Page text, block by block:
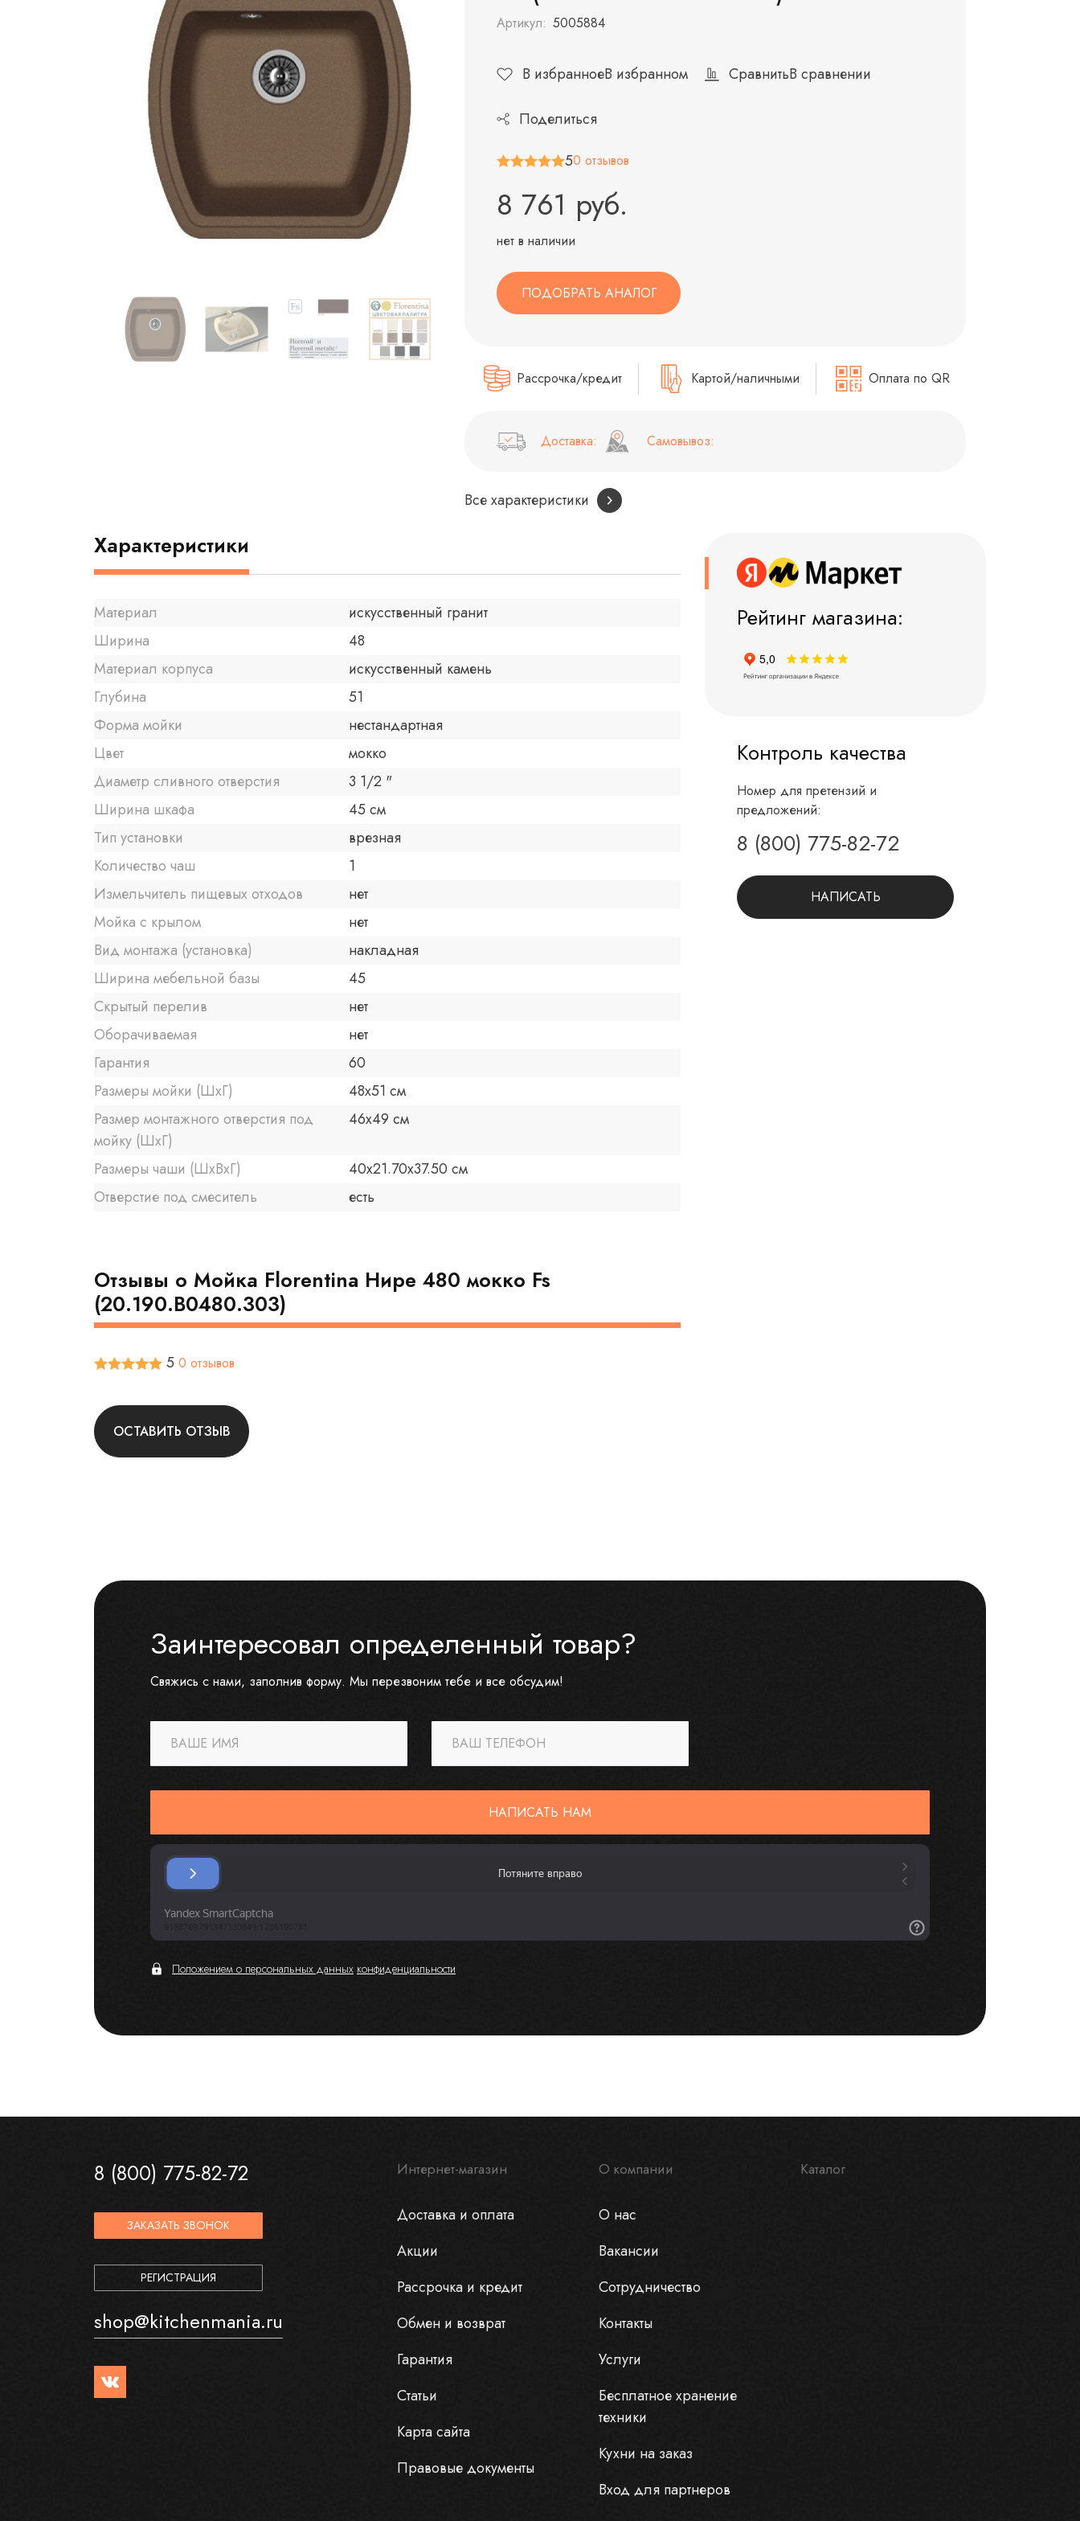
Артикул: 5005884
В избранноеВ избранном СравнитьВ сравнении
Поделиться
50 отзывов
8 761 руб.
нет в наличии
ПОДОБРАТЬ АНАЛОГ
Рассрочка/кредит Картой/наличными Оплата по QR
Доставка: Самовывоз:
Все характеристики
Рейтинг магазина:
Контроль качества
Номер для претензий и
предложений:
8 (800) 775-82-72
НАПИСАТЬ
Характеристики
Материал
искусственный гранит
Ширина
48
Материал корпуса
искусственный камень
Глубина
51
Форма мойки
нестандартная
Цвет
мокко
Диаметр сливного отверстия
3 1/2 "
Ширина шкафа
45 см
Тип установки
врезная
Количество чаш
1
Измельчитель пищевых отходов
нет
Мойка с крылом
нет
Вид монтажа (установка)
накладная
Ширина мебельной базы
45
Скрытый перелив
нет
Оборачиваемая
нет
Гарантия
60
Размеры мойки (ШхГ)
48х51 см
Размер монтажного отверстия под
мойку (ШхГ)
46x49 см
Размеры чаши (ШхВхГ)
40х21.70x37.50 см
Отверстие под смеситель
есть
Отзывы о Мойка Florentina Нире 480 мокко Fs
(20.190.B0480.303)
5 0 отзывов
ОСТАВИТЬ ОТЗЫВ
Заинтересовал определенный товар?
Свяжись с нами, заполнив форму. Мы перезвоним тебе и все обсудим!
ВАШЕ ИМЯ ВАШ ТЕЛЕФОН
НАПИСАТЬ НАМ
Положением о персональных данных конфиденциальности
8 (800) 775-82-72
ЗАКАЗАТЬ ЗВОНОК
РЕГИСТРАЦИЯ
shop@kitchenmania.ru
Интернет-магазин
Доставка и оплата
Акции
Рассрочка и кредит
Обмен и возврат
Гарантия
Статьи
Карта сайта
Правовые документы
О компании
О нас
Вакансии
Сотрудничество
Контакты
Услуги
Бесплатное хранение
техники
Кухни на заказ
Вход для партнеров
Каталог